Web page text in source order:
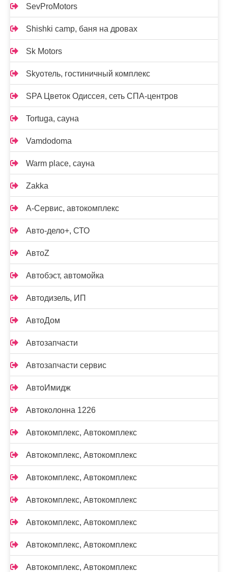
SevProMotors
Shishki camp, баня на дровах
Sk Motors
Skyотель, гостиничный комплекс
SPA Цветок Одиссея, сеть СПА-центров
Tortuga, сауна
Vamdodoma
Warm place, сауна
Zakka
А-Сервис, автокомплекс
Авто-дело+, СТО
АвтоZ
Автобэст, автомойка
Автодизель, ИП
АвтоДом
Автозапчасти
Автозапчасти сервис
АвтоИмидж
Автоколонна 1226
Автокомплекс, Автокомплекс
Автокомплекс, Автокомплекс
Автокомплекс, Автокомплекс
Автокомплекс, Автокомплекс
Автокомплекс, Автокомплекс
Автокомплекс, Автокомплекс
Автокомплекс, Автокомплекс